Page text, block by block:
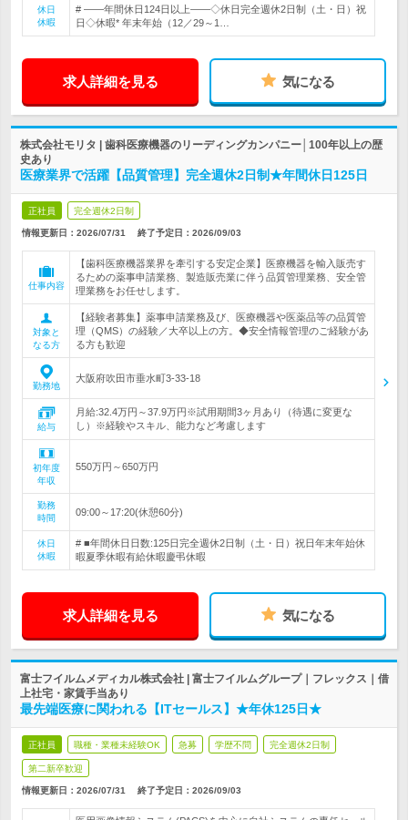
休日
休暇
# ――年間休日124日以上――◇休日完全週休2日制（土・日）祝
日◇休暇* 年末年始（12／29～1…
求人詳細を見る 気になる
株式会社モリタ | 歯科医療機器のリーディングカンパニー│100年以上の歴
史あり
医療業界で活躍【品質管理】完全週休2日制★年間休日125日
正社員 完全週休2日制
情報更新日：2026/07/31 終了予定日： 2026/09/03
仕事内容
【歯科医療機器業界を牽引する安定企業】医療機器を輸入販売す
るための薬事申請業務、製造販売業に伴う品質管理業務、安全管
理業務をお任せします。
対象と
なる方
【経験者募集】薬事申請業務及び、医療機器や医薬品等の品質管
理（QMS）の経験／大卒以上の方。◆安全情報管理のご経験があ
る方も歓迎
勤務地
大阪府吹田市垂水町3-33-18
給与
月給:32.4万円～37.9万円※試用期間3ヶ月あり（待遇に変更な
し）※経験やスキル、能力など考慮します
初年度
年収
550万円～650万円
勤務
時間
09:00～17:20(休憩60分)
休日
休暇
# ■年間休日日数:125日完全週休2日制（土・日）祝日年末年始休
暇夏季休暇有給休暇慶弔休暇
求人詳細を見る 気になる
富士フイルムメディカル株式会社 | 富士フイルムグループ｜フレックス｜借
上社宅・家賃手当あり
最先端医療に関われる【ITセールス】★年休125日★
正社員 職種・業種未経験OK 急募 学歴不問 完全週休2日制
第二新卒歓迎
情報更新日：2026/07/31 終了予定日： 2026/09/03